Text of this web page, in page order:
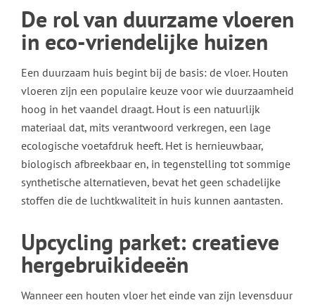
De rol van duurzame vloeren
in eco-vriendelijke huizen
Een duurzaam huis begint bij de basis: de vloer. Houten
vloeren zijn een populaire keuze voor wie duurzaamheid
hoog in het vaandel draagt. Hout is een natuurlijk
materiaal dat, mits verantwoord verkregen, een lage
ecologische voetafdruk heeft. Het is hernieuwbaar,
biologisch afbreekbaar en, in tegenstelling tot sommige
synthetische alternatieven, bevat het geen schadelijke
stoffen die de luchtkwaliteit in huis kunnen aantasten.
Upcycling parket: creatieve
hergebruikideeën
Wanneer een houten vloer het einde van zijn levensduur